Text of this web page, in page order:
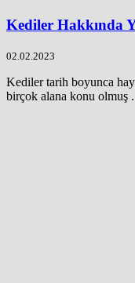
Kediler Hakkında
02.02.2023
Kediler tarih boyunca
birçok alana konu olmuş